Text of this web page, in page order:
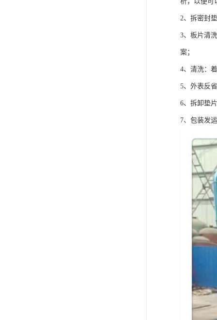
2、拆密封
3、板片清
案；
4、清洗：
5、外表反
6、拆卸垫
7、包装发